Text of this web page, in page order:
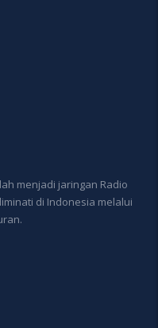
menjadi jaringan Radio
di Indonesia melalui